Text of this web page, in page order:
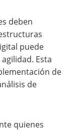
deben
puede
Esta
de
de
quienes